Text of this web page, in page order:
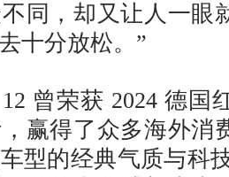
同，却又让人一眼
十分放松。”
曾荣获 2024 德国
赢得了众多海外消
型的经典气质与科